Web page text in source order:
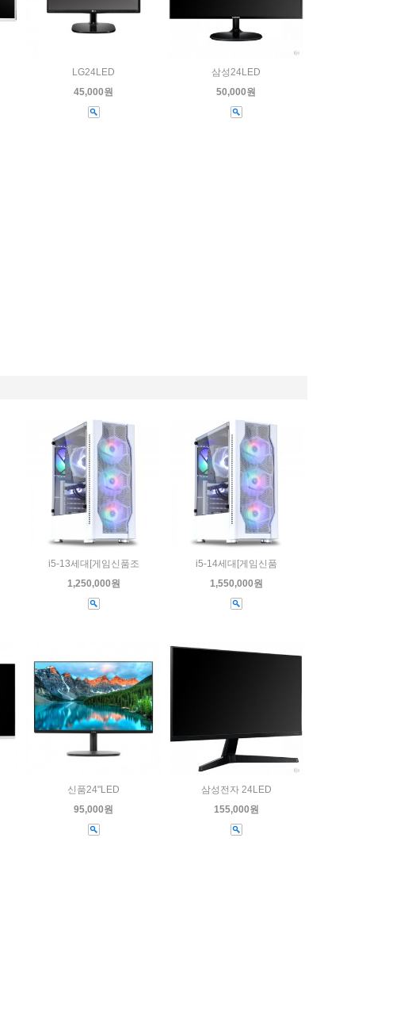
LG24LED
45,000원
삼성24LED
50,000원
i5-13세대[게임신품조
1,250,000원
i5-14세대[게임신품
1,550,000원
신품24"LED
95,000원
삼성전자 24LED
155,000원